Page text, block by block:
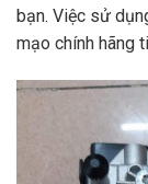
bạn. Việc sử
mạo chính hãng